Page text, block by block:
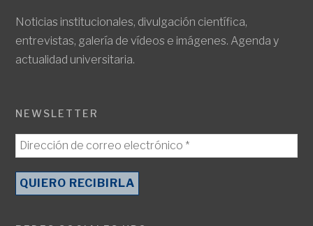
Noticias institucionales, divulgación científica,
entrevistas, galería de vídeos e imágenes. Agenda y
actualidad universitaria.
NEWSLETTER